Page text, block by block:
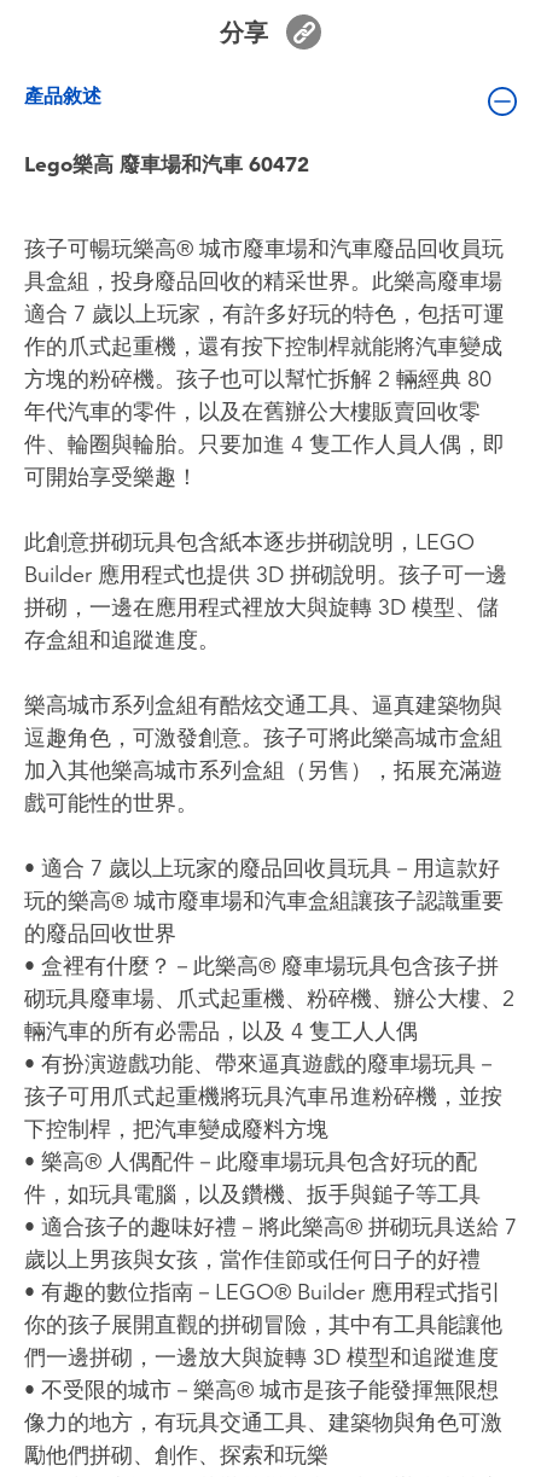
生活雜貨
分享
產品敘述
Lego樂高 廢車場和汽車 60472
孩子可暢玩樂高® 城市廢車場和汽車廢品回收員玩
具盒組，投身廢品回收的精采世界。此樂高廢車場
適合 7 歲以上玩家，有許多好玩的特色，包括可運
作的爪式起重機，還有按下控制桿就能將汽車變成
方塊的粉碎機。孩子也可以幫忙拆解 2 輛經典 80
年代汽車的零件，以及在舊辦公大樓販賣回收零
件、輪圈與輪胎。只要加進 4 隻工作人員人偶，即
可開始享受樂趣！
此創意拼砌玩具包含紙本逐步拼砌說明，LEGO
Builder 應用程式也提供 3D 拼砌說明。孩子可一邊
拼砌，一邊在應用程式裡放大與旋轉 3D 模型、儲
存盒組和追蹤進度。
樂高城市系列盒組有酷炫交通工具、逼真建築物與
逗趣角色，可激發創意。孩子可將此樂高城市盒組
加入其他樂高城市系列盒組（另售），拓展充滿遊
戲可能性的世界。
• 適合 7 歲以上玩家的廢品回收員玩具－用這款好
玩的樂高® 城市廢車場和汽車盒組讓孩子認識重要
的廢品回收世界
• 盒裡有什麼？－此樂高® 廢車場玩具包含孩子拼
砌玩具廢車場、爪式起重機、粉碎機、辦公大樓、2
輛汽車的所有必需品，以及 4 隻工人人偶
• 有扮演遊戲功能、帶來逼真遊戲的廢車場玩具－
孩子可用爪式起重機將玩具汽車吊進粉碎機，並按
下控制桿，把汽車變成廢料方塊
• 樂高® 人偶配件－此廢車場玩具包含好玩的配
件，如玩具電腦，以及鑽機、扳手與鎚子等工具
• 適合孩子的趣味好禮－將此樂高® 拼砌玩具送給 7
歲以上男孩與女孩，當作佳節或任何日子的好禮
• 有趣的數位指南－LEGO® Builder 應用程式指引
你的孩子展開直觀的拼砌冒險，其中有工具能讓他
們一邊拼砌，一邊放大與旋轉 3D 模型和追蹤進度
• 不受限的城市－樂高® 城市是孩子能發揮無限想
像力的地方，有玩具交通工具、建築物與角色可激
勵他們拼砌、創作、探索和玩樂